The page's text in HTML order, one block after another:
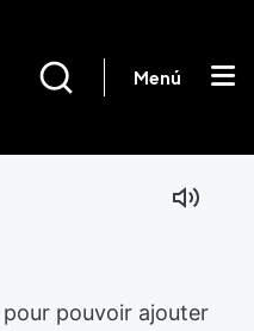
Menú
pouvoir ajouter